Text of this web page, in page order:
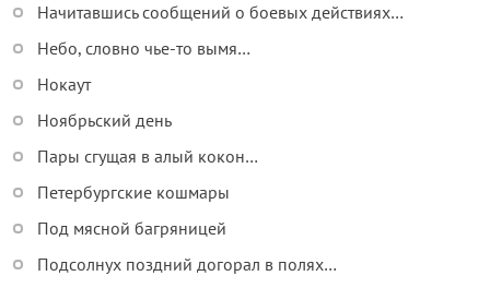
Начитавшись сообщений о боевых действиях…
Небо, словно чье-то вымя…
Нокаут
Ноябрьский день
Пары сгущая в алый кокон…
Петербургские кошмары
Под мясной багряницей
Подсолнух поздний догорал в полях…